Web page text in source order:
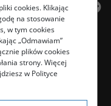
cookies. Klikając
na stosowanie
w tym cookies
„Odmawiam”
plików cookies
strony. Więcej
w Polityce